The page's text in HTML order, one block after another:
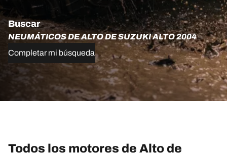
Buscar
NEUMÁTICOS DE ALTO DE SUZUKI ALTO 2004
Completar mi búsqueda
Todos los motores de Alto de